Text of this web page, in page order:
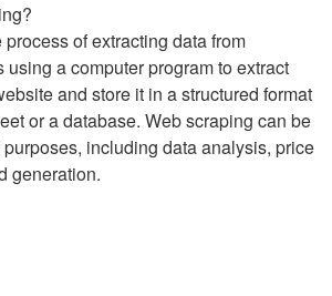
of extracting data from
a computer program to extract
and store it in a structured format
or a database. Web scraping can be
including data analysis, price
generation.